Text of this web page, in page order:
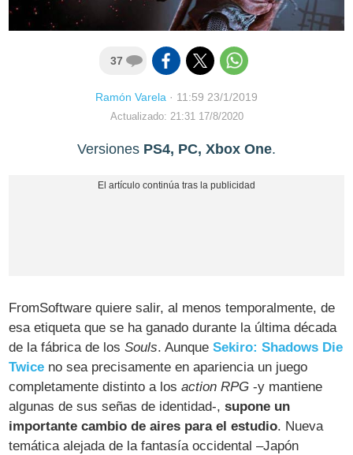
37
Ramón Varela · 11:59 23/1/2019
Actualizado: 21:31 17/8/2020
Versiones PS4, PC, Xbox One.
FromSoftware quiere salir, al menos temporalmente, de
esa etiqueta que se ha ganado durante la última década
de la fábrica de losSouls. AunqueSekiro: Shadows Die
Twice no sea precisamente en apariencia un juego
completamente distinto a losaction RPG -y mantiene
algunas de sus señas de identidad-,supone un
importante cambio de aires para el estudio. Nueva
temática alejada de la fantasía occidental –Japón